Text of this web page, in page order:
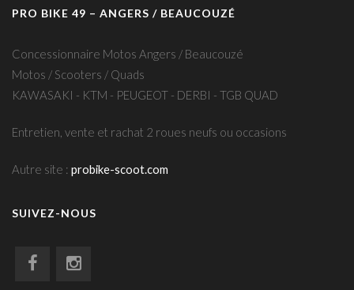
PRO BIKE 49 – ANGERS / BEAUCOUZÉ
Concessionnaire Motos Angers / Beaucouzé
Motos / Scooters / Quads
KAWASAKI - KTM - PEUGEOT - DERBI - TGB QUAD
Entretien, vente et rachat 2 roues neufs ou occasions
Autre site : probike-scoot.com
SUIVEZ-NOUS